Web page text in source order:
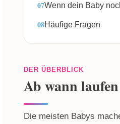
Wenn dein Baby
Häufige Fragen
DER ÜBERBLICK
Ab wann
Die meisten Babys